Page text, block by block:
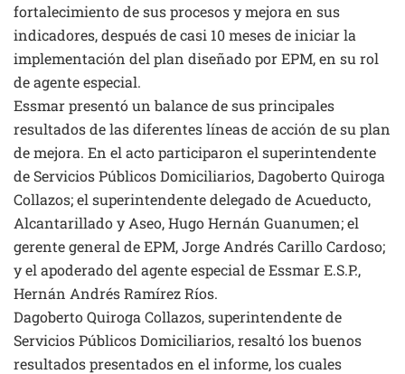
fortalecimiento de sus procesos y mejora en sus
indicadores, después de casi 10 meses de iniciar la
implementación del plan diseñado por EPM, en su rol
de agente especial.
Essmar presentó un balance de sus principales
resultados de las diferentes líneas de acción de su plan
de mejora. En el acto participaron el superintendente
de Servicios Públicos Domiciliarios, Dagoberto Quiroga
Collazos; el superintendente delegado de Acueducto,
Alcantarillado y Aseo, Hugo Hernán Guanumen; el
gerente general de EPM, Jorge Andrés Carillo Cardoso;
y el apoderado del agente especial de Essmar E.S.P.,
Hernán Andrés Ramírez Ríos.
Dagoberto Quiroga Collazos, superintendente de
Servicios Públicos Domiciliarios, resaltó los buenos
resultados presentados en el informe, los cuales